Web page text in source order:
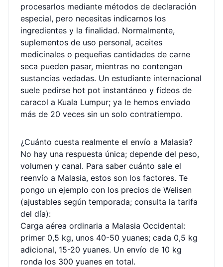
procesarlos mediante métodos de declaración
especial, pero necesitas indicarnos los
ingredientes y la finalidad. Normalmente,
suplementos de uso personal, aceites
medicinales o pequeñas cantidades de carne
seca pueden pasar, mientras no contengan
sustancias vedadas. Un estudiante internacional
suele pedirse hot pot instantáneo y fideos de
caracol a Kuala Lumpur; ya le hemos enviado
más de 20 veces sin un solo contratiempo.
¿Cuánto cuesta realmente el envío a Malasia?
No hay una respuesta única; depende del peso,
volumen y canal. Para saber cuánto sale el
reenvío a Malasia, estos son los factores. Te
pongo un ejemplo con los precios de Welisen
(ajustables según temporada; consulta la tarifa
del día):
Carga aérea ordinaria a Malasia Occidental:
primer 0,5 kg, unos 40-50 yuanes; cada 0,5 kg
adicional, 15-20 yuanes. Un envío de 10 kg
ronda los 300 yuanes en total.